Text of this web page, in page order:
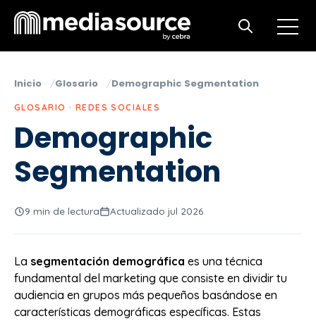
Open
Open search
Inicio Glosario Demographic Segmentation
GLOSARIO · REDES SOCIALES
Demographic
Segmentation
9 min de lectura Actualizado jul 2026
La segmentación demográfica es una técnica
fundamental del marketing que consiste en dividir tu
audiencia en grupos más pequeños basándose en
características demográficas específicas. Estas